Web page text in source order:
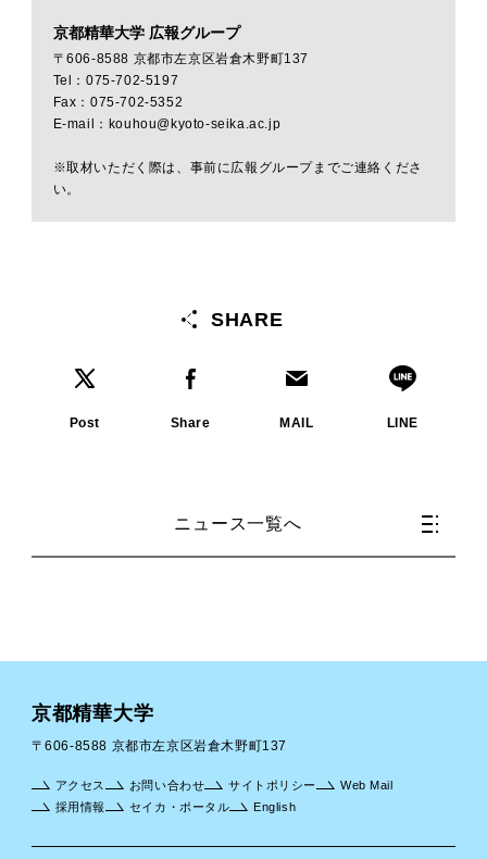
京都精華大学 広報グループ
〒606-8588 京都市左京区岩倉木野町137
Tel：075-702-5197
Fax：075-702-5352
E-mail：kouhou@kyoto-seika.ac.jp
※取材いただく際は、事前に広報グループまでご連絡くださ
い。
SHARE
Post Share MAIL LINE
ニュース一覧へ
京都精華大学
〒606-8588 京都市左京区岩倉木野町137
アクセス お問い合わせ サイトポリシー
Web Mail
採用情報
セイカ・ポータル English